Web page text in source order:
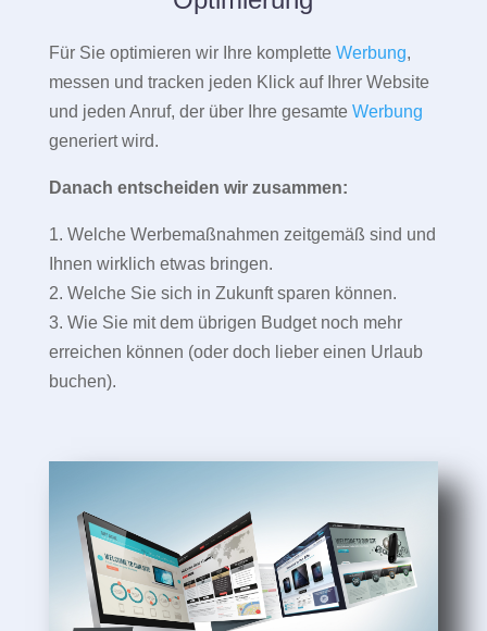
Für Sie optimieren wir Ihre komplette Werbung,
messen und tracken jeden Klick auf Ihrer Website
und jeden Anruf, der über Ihre gesamte Werbung
generiert wird.
Danach entscheiden wir zusammen:
1. Welche Werbemaßnahmen zeitgemäß sind und
Ihnen wirklich etwas bringen.
2. Welche Sie sich in Zukunft sparen können.
3. Wie Sie mit dem übrigen Budget noch mehr
erreichen können (oder doch lieber einen Urlaub
buchen).